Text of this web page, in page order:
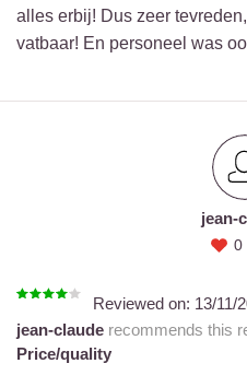
alles erbij! Dus zeer
vatbaar! En personeel was
jean-
0
Reviewed on: 13/11/
jean-claude recommends this
Price/quality